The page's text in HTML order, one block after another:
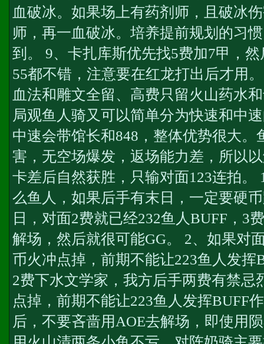
血破冰。如果场上有药剂师，且破冰
师，再一血破冰。培养提前规划的习
到。 9、卡扎库斯优先找5费加7甲，
55都不错，注意要在红龙打出后才用
血法和雕文全留、高费只留火山药水
局观鱼人骑又可以简单分为快速和中
中速会带馆长和848，整体优势很大。
害，无空场爆发，返场能力差，所以
卡差后自然获胜，只输对面123连拍。
么鱼人，如果后手有末日，一定要硬
日，对面2费就已经232鱼人BUFF，3
解场，然后就很可能GG。 2、如果对
币火冲点掉，前期不能让223鱼人发挥
2费下水文学家，我方后手两费有禁忌
点掉，前期不能让223鱼人发挥BUFF
后，不要吝啬用AOE去解场，即使用